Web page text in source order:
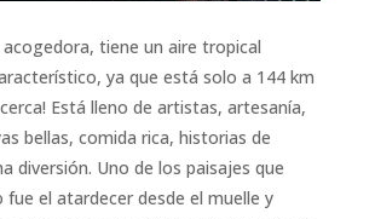
acogedora, tiene un aire tropical
ya que está solo a 144 km
Está lleno de artistas, artesanía,
bellas, comida rica, historias de
diversión. Uno de los paisajes que
el atardecer desde el muelle y